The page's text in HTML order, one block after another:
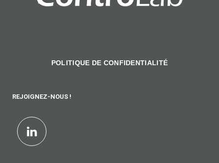
POLITIQUE DE CONFIDENTIALITÉ
REJOIGNEZ-NOUS !